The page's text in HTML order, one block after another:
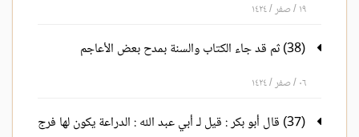
١٩ / صفر / ١٤٢٤
(38) ثم قد جاء الكتاب والسنة بمدح بعض الأعاجم
٠٦ / صفر / ١٤٢٤
(37) قال أبو بكر : قيل لـ أبي عبد الله : الدراعة يكون لها فرج